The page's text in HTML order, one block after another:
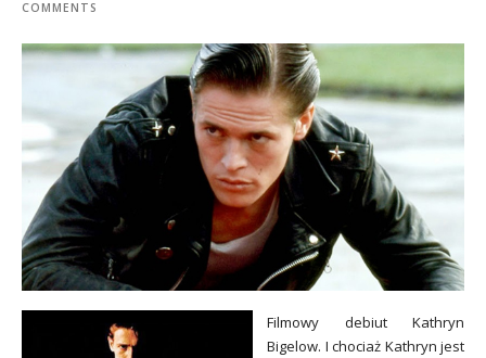
COMMENTS
Filmowy debiut Kathryn
Bigelow. I chociaż Kathryn jest